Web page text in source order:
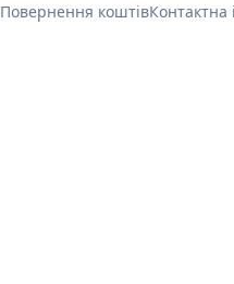
Повернення коштівКонтактна